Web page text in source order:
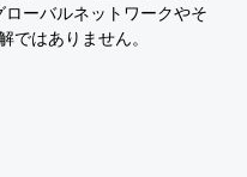
ーバルネットワークやそ
ではありません。